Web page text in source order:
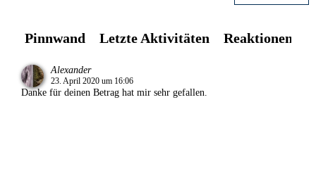
Pinnwand Letzte Aktivitäten Reaktionen
Alexander
23. April 2020 um 16:06
Danke für deinen Betrag hat mir sehr gefallen.